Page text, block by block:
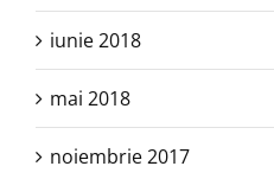
iunie 2018
mai 2018
noiembrie 2017